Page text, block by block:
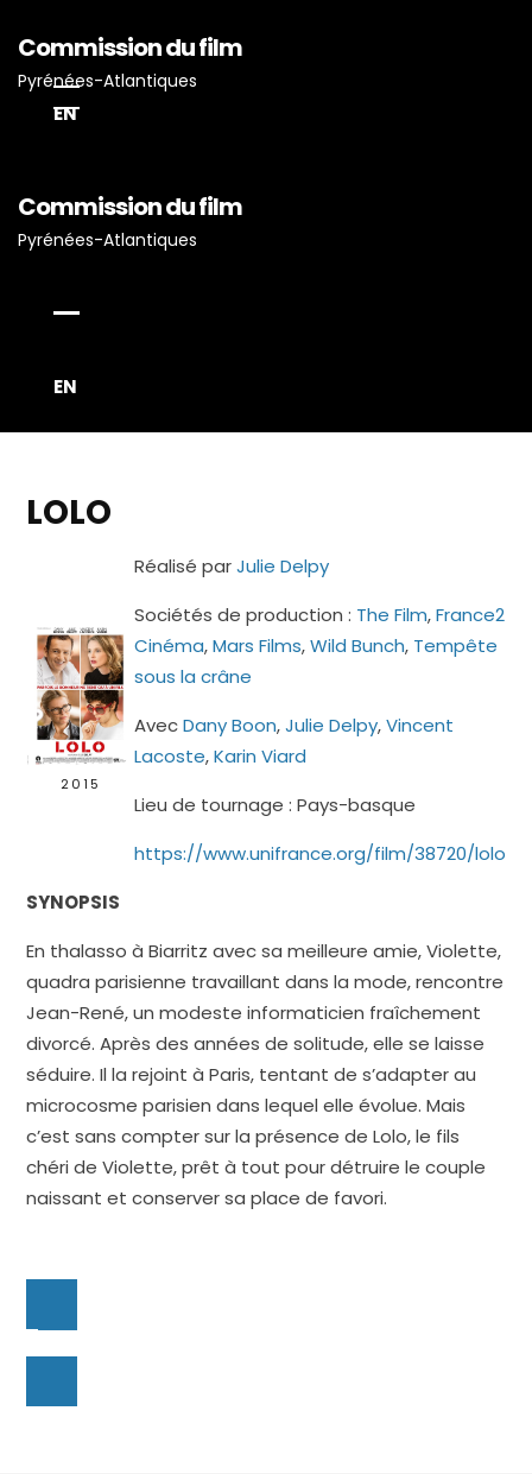
Commission du film
Pyrénées-Atlantiques
EN
Commission du film
Pyrénées-Atlantiques
EN
Accueil
Actualités
LOLO
2015
Réalisé parJulie Delpy
Sociétés de production : The Film,France2
Cinéma,Mars Films,Wild Bunch, Tempête
sous la crâne
AvecDany Boon,Julie Delpy,Vincent
Lacoste,Karin Viard
Lieu de tournage : Pays-basque
https://www.unifrance.org/film/38720/lolo
SYNOPSIS
En thalasso à Biarritz avec sa meilleure amie, Violette,
quadra parisienne travaillant dans la mode, rencontre
Jean-René, un modeste informaticien fraîchement
divorcé. Après des années de solitude, elle se laisse
séduire. Il la rejoint à Paris, tentant de s’adapter au
microcosme parisien dans lequel elle évolue. Mais
c’est sans compter sur la présence de Lolo, le fils
chéri de Violette, prêt à tout pour détruire le couple
naissant et conserver sa place de favori.